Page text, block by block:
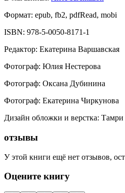
Формат: epub, fb2, pdfRead, mobi
ISBN: 978-5-0050-8171-1
Редактор: Екатерина Варшавская
Фотограф: Юлия Нестерова
Фотограф: Оксана Дубинина
Фотограф: Екатерина Чиркунова
Дизайн обложки и верстка: Тамри
отзывы
У этой книги ещё нет отзывов,
Оцените книгу